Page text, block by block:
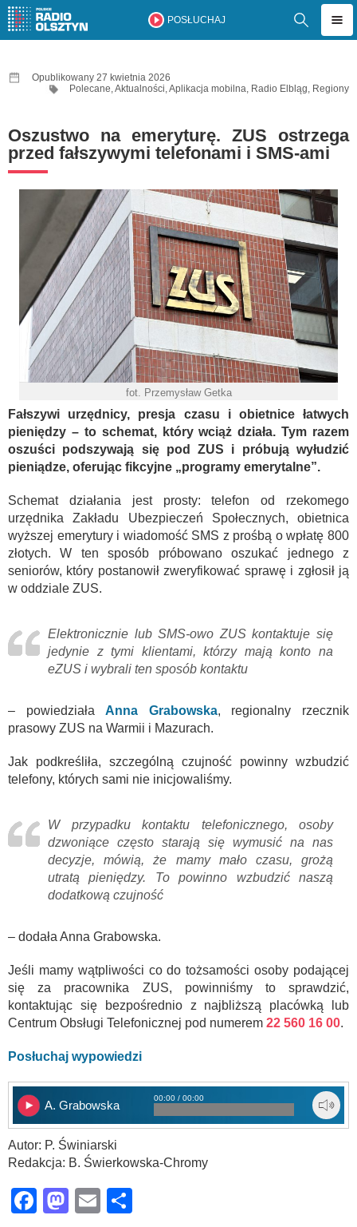
POSŁUCHAJ
Opublikowany 27 kwietnia 2026
Polecane,Aktualności,Aplikacja mobilna, Radio Elbląg, Regiony
Oszustwo na emeryturę. ZUS ostrzega
przed fałszywymi telefonami i SMS-ami
fot. Przemysław Getka
Fałszywi urzędnicy, presja czasu i obietnice łatwych
pieniędzy – to schemat, który wciąż działa. Tym razem
oszuści podszywają się pod ZUS i próbują wyłudzić
pieniądze, oferując fikcyjne „programy emerytalne”.
Schemat działania jest prosty: telefon od rzekomego
urzędnika Zakładu Ubezpieczeń Społecznych, obietnica
wyższej emerytury i wiadomość SMS z prośbą o wpłatę 800
złotych. W ten sposób próbowano oszukać jednego z
seniorów, który postanowił zweryfikować sprawę i zgłosił ją
w oddziale ZUS.
Elektronicznie lub SMS-owo ZUS kontaktuje się
jedynie z tymi klientami, którzy mają konto na
eZUS i wybrali ten sposób kontaktu
– powiedziałaAnna Grabowska, regionalny rzecznik
prasowy ZUS na Warmii i Mazurach.
Jak podkreśliła, szczególną czujność powinny wzbudzić
telefony, których sami nie inicjowaliśmy.
W przypadku kontaktu telefonicznego, osoby
dzwoniące często starają się wymusić na nas
decyzje, mówią, że mamy mało czasu, grożą
utratą pieniędzy. To powinno wzbudzić naszą
dodatkową czujność
– dodała Anna Grabowska.
Jeśli mamy wątpliwości co do tożsamości osoby podającej
się za pracownika ZUS, powinniśmy to sprawdzić,
kontaktując się bezpośrednio z najbliższą placówką lub
Centrum Obsługi Telefonicznej pod numerem 22 560 16 00.
Posłuchaj wypowiedzi
A. Grabowska
00:00 / 00:00
Autor: P. Świniarski
Redakcja: B. Świerkowska-Chromy
Facebook
Mastodon
Email